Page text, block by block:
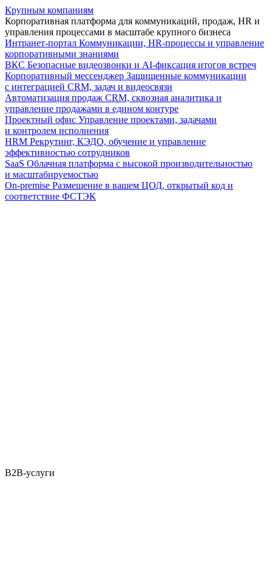
Крупным компаниям
Корпоративная платформа для коммуникаций, продаж, HR и
управления процессами в масштабе крупного бизнеса
Интранет-портал Коммуникации, HR-процессы и управление
корпоративными знаниями
ВКС Безопасные видеозвонки и AI-фиксация итогов встреч
Корпоративный мессенджер Защищенные коммуникации
с интеграцией CRM, задач и видеосвязи
Автоматизация продаж CRM, сквозная аналитика и
управление продажами в едином контуре
Проектный офис Управление проектами, задачами
и контролем исполнения
HRM Рекрутинг, КЭДО, обучение и управление
эффективностью сотрудников
SaaS Облачная платформа с высокой производительностью
и масштабируемостью
On-premise Размещение в вашем ЦОД, открытый код и
соответствие ФСТЭК
B2B-услуги